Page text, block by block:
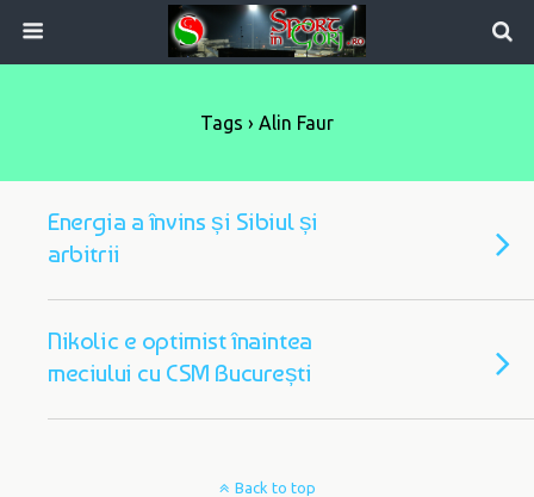
Tags › Alin Faur
Energia a învins și Sibiul și
arbitrii
Nikolic e optimist înaintea
meciului cu CSM București
Back to top